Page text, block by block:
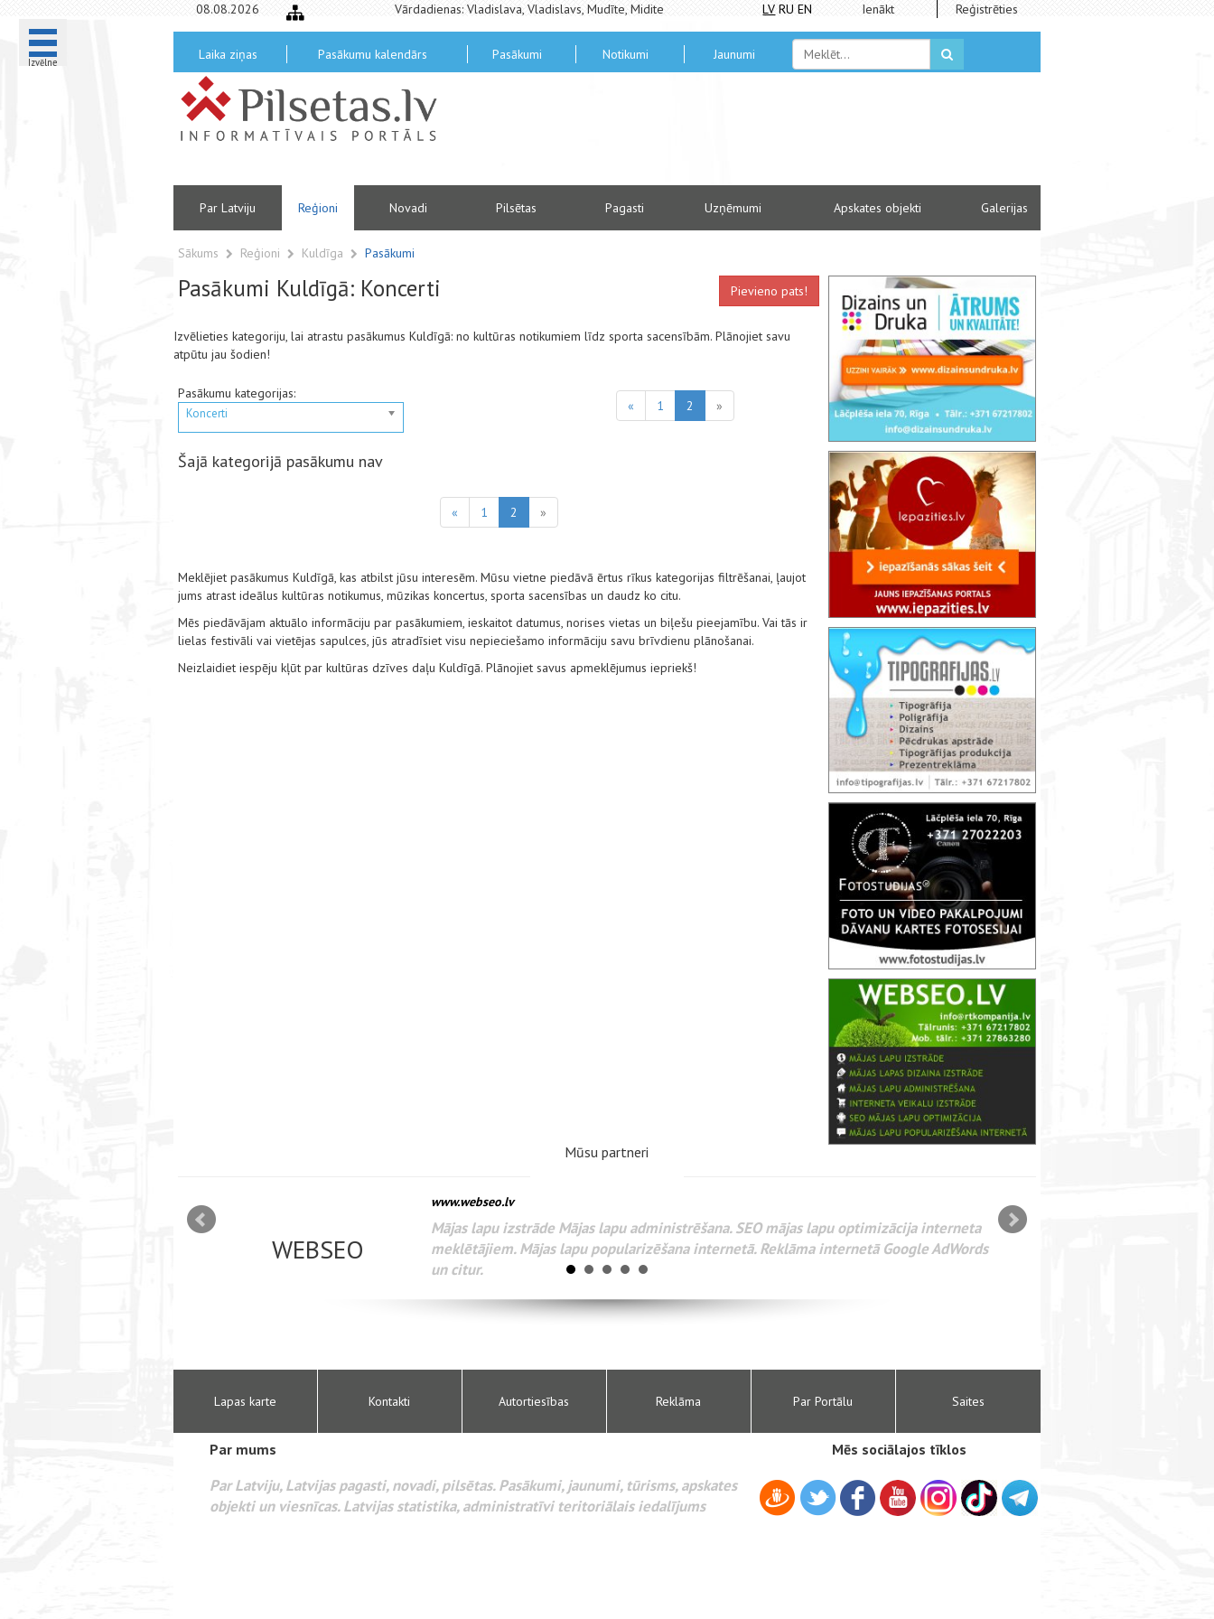
Izvēlne
08.08.2026 Vārdadienas: Vladislava, Vladislavs, Mudīte, Midite LV RU EN Ienākt Reģistrēties
Laika ziņas Pasākumu kalendārs Pasākumi Notikumi Jaunumi
Par Latviju Reģioni Novadi Pilsētas Pagasti Uzņēmumi Apskates objekti Galerijas
Sākums Reģioni Kuldīga Pasākumi
Pasākumi Kuldīgā: Koncerti Pievieno pats!
Izvēlieties kategoriju, lai atrastu pasākumus Kuldīgā: no kultūras notikumiem līdz sporta sacensībām. Plānojiet savu
atpūtu jau šodien!
Pasākumu kategorijas:
Koncerti « 1 2 »
Šajā kategorijā pasākumu nav
« 1 2 »
Meklējiet pasākumus Kuldīgā, kas atbilst jūsu interesēm. Mūsu vietne piedāvā ērtus rīkus kategorijas filtrēšanai, ļaujot
jums atrast ideālus kultūras notikumus, mūzikas koncertus, sporta sacensības un daudz ko citu.
Mēs piedāvājam aktuālo informāciju par pasākumiem, ieskaitot datumus, norises vietas un biļešu pieejamību. Vai tās ir
lielas festivāli vai vietējas sapulces, jūs atradīsiet visu nepieciešamo informāciju savu brīvdienu plānošanai.
Neizlaidiet iespēju kļūt par kultūras dzīves daļu Kuldīgā. Plānojiet savus apmeklējumus iepriekš!
Mūsu partneri
administrēšana. SEO mājas lapu optimizācija interneta
internetā. Reklāma internetā Google AdWords
WEBSEO
Разработка веб-сайтов Администрирование веб-сайтов. SEO оптимизация
поисковых систем интернета. Раскрутка веб-сайтов. Реклама в интернете
Lapas karte Kontakti Autortiesības Reklāma Par Portālu Saites
Par mums
Par Latviju, Latvijas pagasti, novadi, pilsētas. Pasākumi, jaunumi, tūrisms, apskates
objekti un viesnīcas. Latvijas statistika, administratīvi teritoriālais iedalījums
Mēs sociālajos tīklos